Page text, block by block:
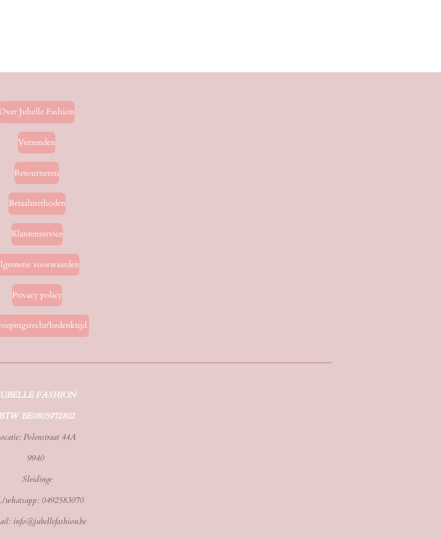
Over Jubelle Fashion
Verzenden
Retourneren
Betaalmethoden
Klantenservice
voorwaarden
Privacy policy
bedenktijd
FASHION
BE0805972802
Polenstraat 44A
9940
Sleidinge
whatsapp: 0492583070
info@jubellefashion.be